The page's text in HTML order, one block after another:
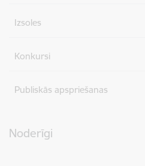
Izsoles
Konkursi
Publiskās apspriešanas
Noderīgi